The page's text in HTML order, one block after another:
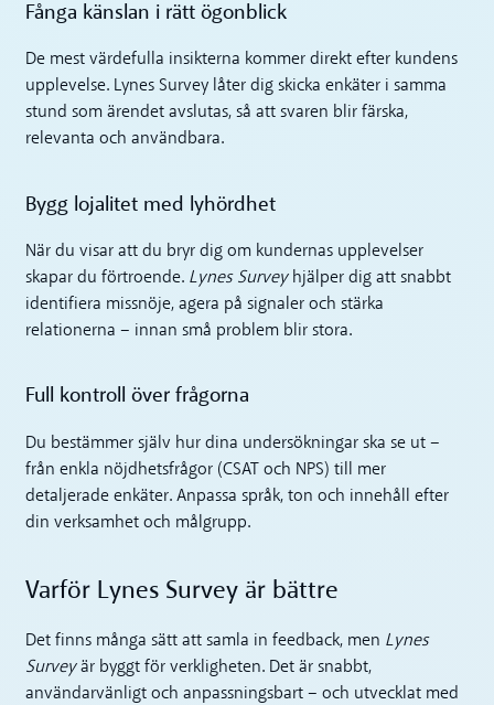
Fånga känslan i rätt ögonblick
De mest värdefulla insikterna kommer direkt efter kundens
upplevelse. Lynes Survey låter dig skicka enkäter i samma
stund som ärendet avslutas, så att svaren blir färska,
relevanta och användbara.
Bygg lojalitet med lyhördhet
När du visar att du bryr dig om kundernas upplevelser
skapar du förtroende. Lynes Surveyhjälper dig att snabbt
identifiera missnöje, agera på signaler och stärka
relationerna – innan små problem blir stora.
Full kontroll över frågorna
Du bestämmer själv hur dina undersökningar ska se ut –
från enkla nöjdhetsfrågor (CSAT och NPS) till mer
detaljerade enkäter. Anpassa språk, ton och innehåll efter
din verksamhet och målgrupp.
Varför Lynes Survey är bättre
Det finns många sätt att samla in feedback, men Lynes
Surveyär byggt för verkligheten. Det är snabbt,
användarvänligt och anpassningsbart – och utvecklat med